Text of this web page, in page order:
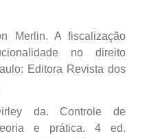
Merlin. A fiscalização
no direito
Editora Revista dos
da. Controle de
teoria e prática. 4 ed.